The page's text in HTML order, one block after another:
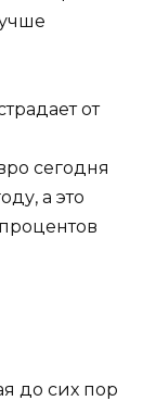
от
сегодня
а это
до сих пор